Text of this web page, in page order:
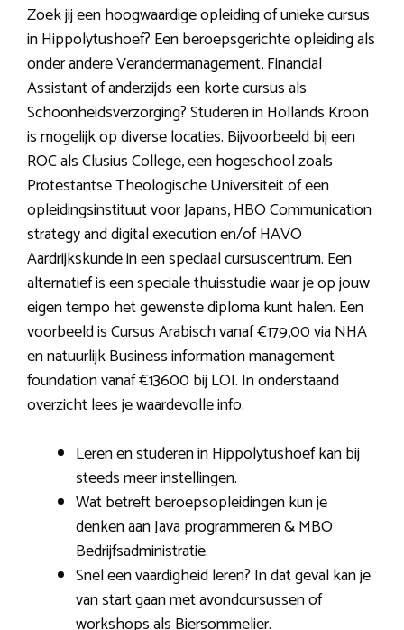
Zoek jij een hoogwaardige opleiding of unieke cursus
in Hippolytushoef? Een beroepsgerichte opleiding als
onder andere Verandermanagement, Financial
Assistant of anderzijds een korte cursus als
Schoonheidsverzorging? Studeren in Hollands Kroon
is mogelijk op diverse locaties. Bijvoorbeeld bij een
ROC als Clusius College, een hogeschool zoals
Protestantse Theologische Universiteit of een
opleidingsinstituut voor Japans, HBO Communication
strategy and digital execution en/of HAVO
Aardrijkskunde in een speciaal cursuscentrum. Een
alternatief is een speciale thuisstudie waar je op jouw
eigen tempo het gewenste diploma kunt halen. Een
voorbeeld is Cursus Arabisch vanaf €179,00 via NHA
en natuurlijk Business information management
foundation vanaf €13600 bij LOI. In onderstaand
overzicht lees je waardevolle info.
Leren en studeren in Hippolytushoef kan bij
steeds meer instellingen.
Wat betreft beroepsopleidingen kun je
denken aan Java programmeren & MBO
Bedrijfsadministratie.
Snel een vaardigheid leren? In dat geval kan je
van start gaan met avondcursussen of
workshops als Biersommelier.